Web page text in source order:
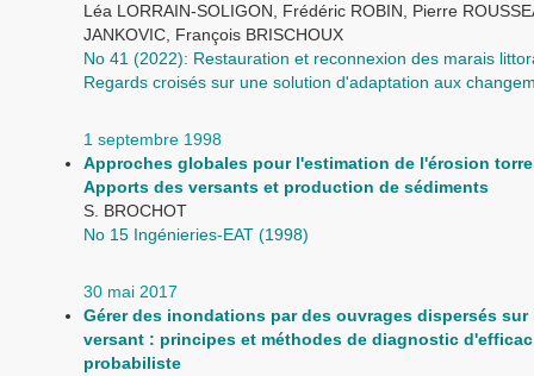
Léa LORRAIN-SOLIGON, Frédéric ROBIN, Pierre
JANKOVIC, François BRISCHOUX
No 41 (2022): Restauration et reconnexion des marais
Regards croisés sur une solution d'adaptation aux
1 septembre 1998
Approches globales pour l'estimation de l'érosion
Apports des versants et production de sédiments
S. BROCHOT
No 15 Ingénieries-EAT (1998)
30 mai 2017
Gérer des inondations par des ouvrages dispersés sur
versant : principes et méthodes de diagnostic
probabiliste